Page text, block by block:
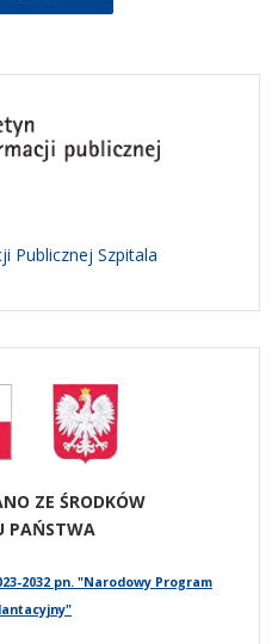
Publicznej Szpitala
ZE ŚRODKÓW
PAŃSTWA
2032 pn. "Narodowy Program